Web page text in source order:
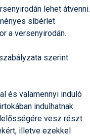
lehet átvenni.
síbérlet
a versenyirodán.
szerint
és valamennyi induló
indulhatnak.
vesz részt.
illetve ezekkel